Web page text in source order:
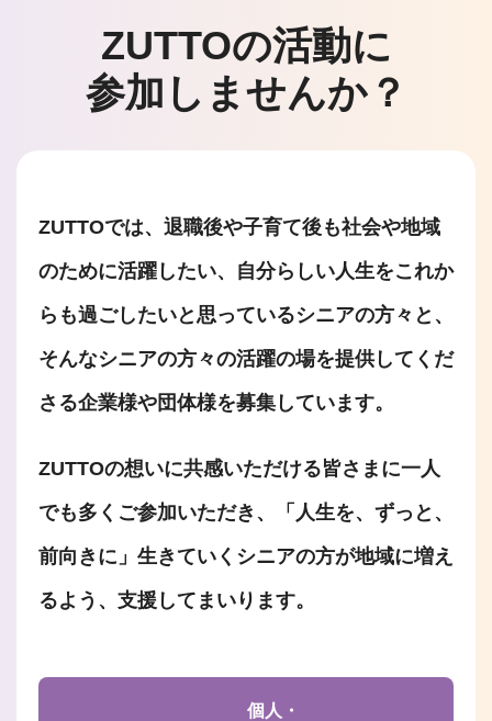
ZUTTOの活動に
参加しませんか？
ZUTTOでは、退職後や子育て後も社会や地域
のために活躍したい、自分らしい人生をこれか
らも過ごしたいと思っているシニアの方々と、
そんなシニアの方々の活躍の場を提供してくだ
さる企業様や団体様を募集しています。
ZUTTOの想いに共感いただける皆さまに一人
でも多くご参加いただき、「人生を、ずっと、
前向きに」生きていくシニアの方が地域に増え
るよう、支援してまいります。
個人・